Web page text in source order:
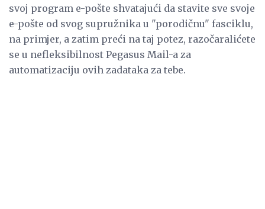
svoj program e-pošte shvatajući da stavite sve svoje
e-pošte od svog supružnika u "porodičnu" fasciklu,
na primjer, a zatim preći na taj potez, razočaralićete
se u nefleksibilnost Pegasus Mail-a za
automatizaciju ovih zadataka za tebe.